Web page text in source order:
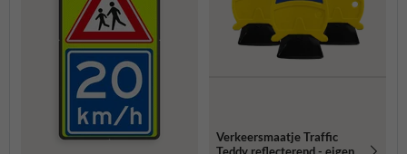
Verkeersmaatje Traffic